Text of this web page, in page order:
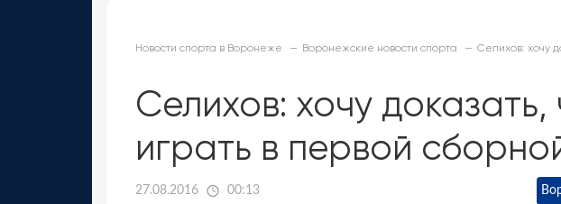
Новости спорта в Воронеже Воронежские новости спорта Селихов: хочу
Селихов: хочу доказать,
играть в первой
27.08.2016 00:13